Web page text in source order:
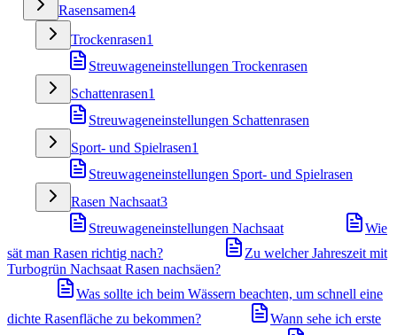
Rasensamen4
Trockenrasen1
Streuwageneinstellungen Trockenrasen
Schattenrasen1
Streuwageneinstellungen Schattenrasen
Sport- und Spielrasen1
Streuwageneinstellungen Sport- und Spielrasen
Rasen Nachsaat3
Streuwageneinstellungen Nachsaat
Wie
sät man Rasen richtig nach?
Zu welcher Jahreszeit mit
Turbogrün Nachsaat Rasen nachsäen?
Was sollte ich beim Wässern beachten, um schnell eine
dichte Rasenfläche zu bekommen?
Wann sehe ich erste